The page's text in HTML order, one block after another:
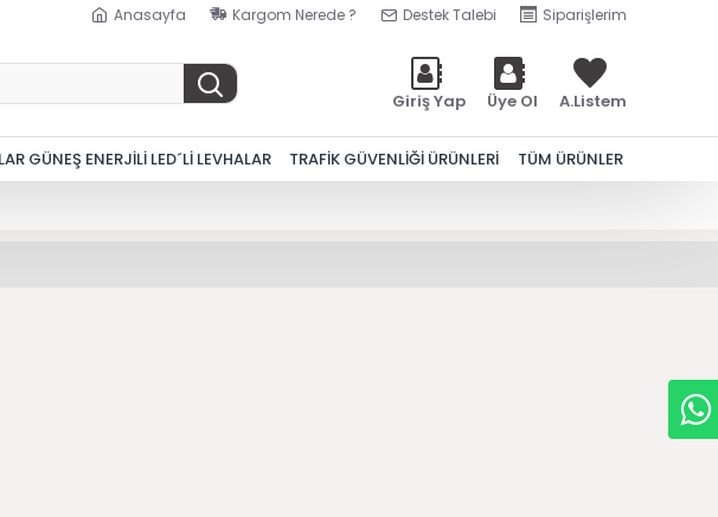
Anasayfa Kargom Nerede ? Destek Talebi Siparişlerim
Giriş Yap Üye Ol A.Listem
GÜNEŞ ENERJİLİ LED´Lİ LEVHALAR TRAFİK GÜVENLİĞİ ÜRÜNLERİ TÜM ÜRÜNLER